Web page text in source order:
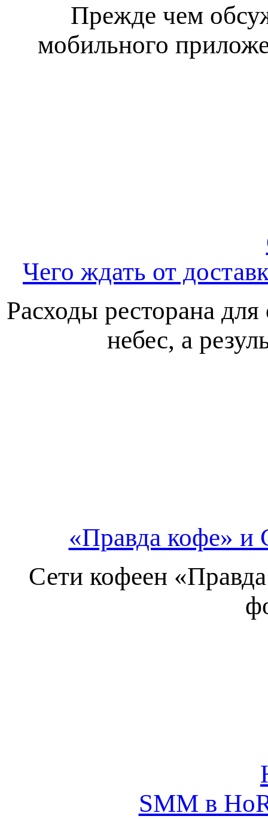
Прежде чем
мобильного
Чего ждать от
Расходы ресторана
небес, а
«Правда кофе» и
Сети кофеен
SMM в